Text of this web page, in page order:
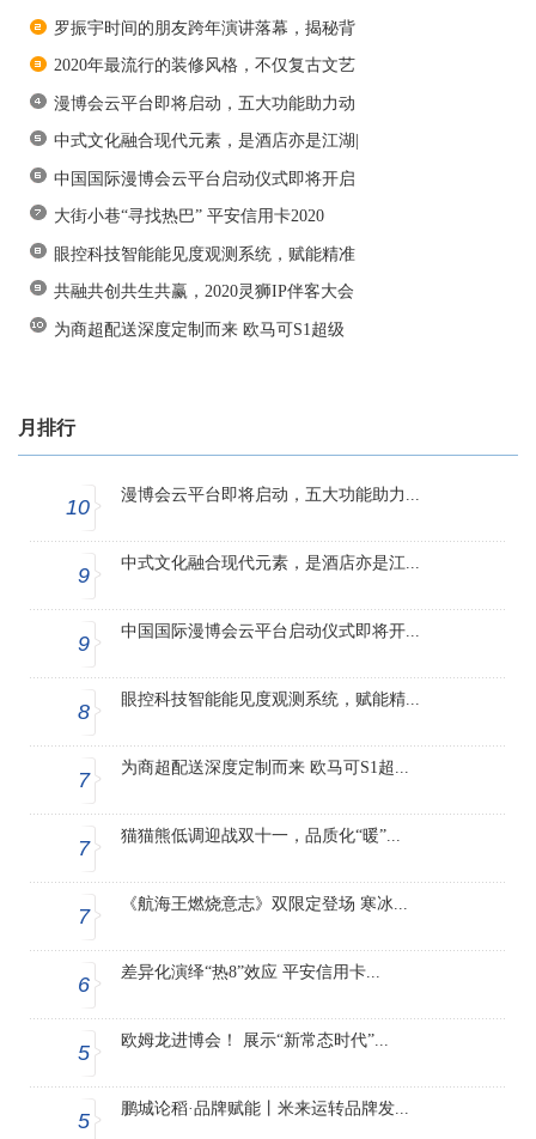
罗振宇时间的朋友跨年演讲落幕，揭秘背
2020年最流行的装修风格，不仅复古文艺
漫博会云平台即将启动，五大功能助力动
中式文化融合现代元素，是酒店亦是江湖|
中国国际漫博会云平台启动仪式即将开启
大街小巷“寻找热巴” 平安信用卡2020
眼控科技智能能见度观测系统，赋能精准
共融共创共生共赢，2020灵狮IP伴客大会
为商超配送深度定制而来 欧马可S1超级
月排行
10
漫博会云平台即将启动，五大功能助力...
9
中式文化融合现代元素，是酒店亦是江...
9
中国国际漫博会云平台启动仪式即将开...
8
眼控科技智能能见度观测系统，赋能精...
7
为商超配送深度定制而来 欧马可S1超...
7
猫猫熊低调迎战双十一，品质化“暖”...
7
《航海王燃烧意志》双限定登场 寒冰...
6
差异化演绎“热8”效应 平安信用卡...
5
欧姆龙进博会！ 展示“新常态时代”...
5
鹏城论稻·品牌赋能丨米来运转品牌发...